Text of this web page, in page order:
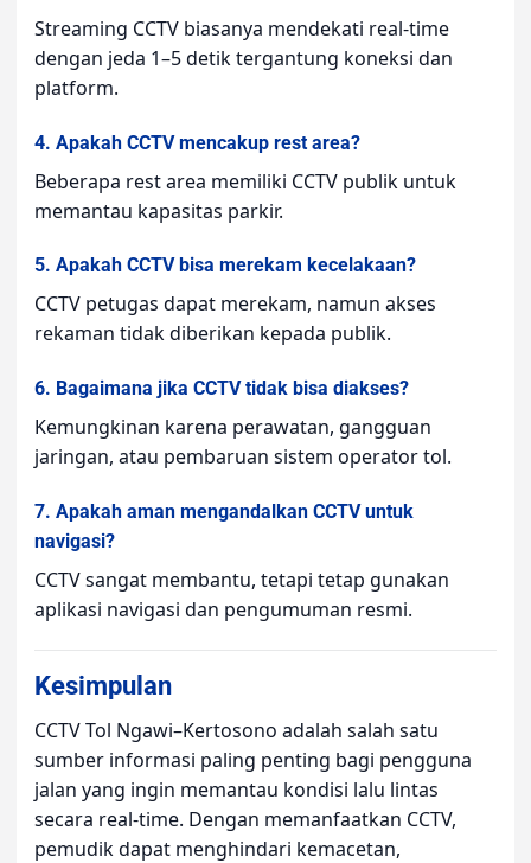
Streaming CCTV biasanya mendekati real-time
dengan jeda 1–5 detik tergantung koneksi dan
platform.
4. Apakah CCTV mencakup rest area?
Beberapa rest area memiliki CCTV publik untuk
memantau kapasitas parkir.
5. Apakah CCTV bisa merekam kecelakaan?
CCTV petugas dapat merekam, namun akses
rekaman tidak diberikan kepada publik.
6. Bagaimana jika CCTV tidak bisa diakses?
Kemungkinan karena perawatan, gangguan
jaringan, atau pembaruan sistem operator tol.
7. Apakah aman mengandalkan CCTV untuk
navigasi?
CCTV sangat membantu, tetapi tetap gunakan
aplikasi navigasi dan pengumuman resmi.
Kesimpulan
CCTV Tol Ngawi–Kertosono adalah salah satu
sumber informasi paling penting bagi pengguna
jalan yang ingin memantau kondisi lalu lintas
secara real-time. Dengan memanfaatkan CCTV,
pemudik dapat menghindari kemacetan,